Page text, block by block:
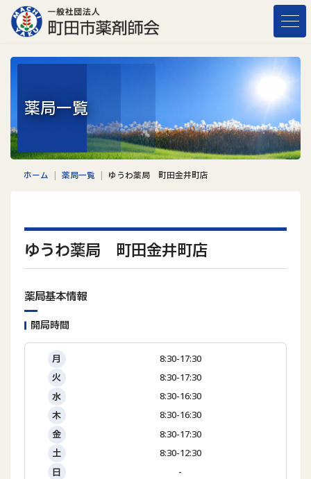
薬局一覧
ホーム 薬局一覧 ゆうわ薬局 町田金井町店
ゆうわ薬局 町田金井町店
薬局基本情報
開局時間
月
8:30-17:30
火
8:30-17:30
水
8:30-16:30
木
8:30-16:30
金
8:30-17:30
土
8:30-12:30
日
-